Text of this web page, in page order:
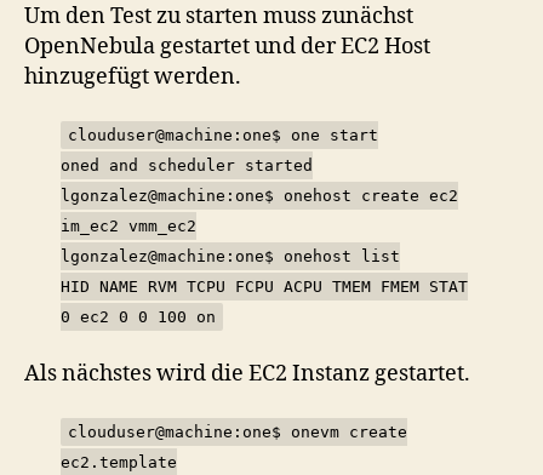
Um den Test zu starten muss zunächst
OpenNebula gestartet und der EC2 Host
hinzugefügt werden.
clouduser@machine:one$ one start
oned and scheduler started
lgonzalez@machine:one$ onehost create ec2
im_ec2 vmm_ec2
lgonzalez@machine:one$ onehost list
HID NAME RVM TCPU FCPU ACPU TMEM FMEM STAT
0 ec2 0 0 100 on
Als nächstes wird die EC2 Instanz gestartet.
clouduser@machine:one$ onevm create
ec2.template